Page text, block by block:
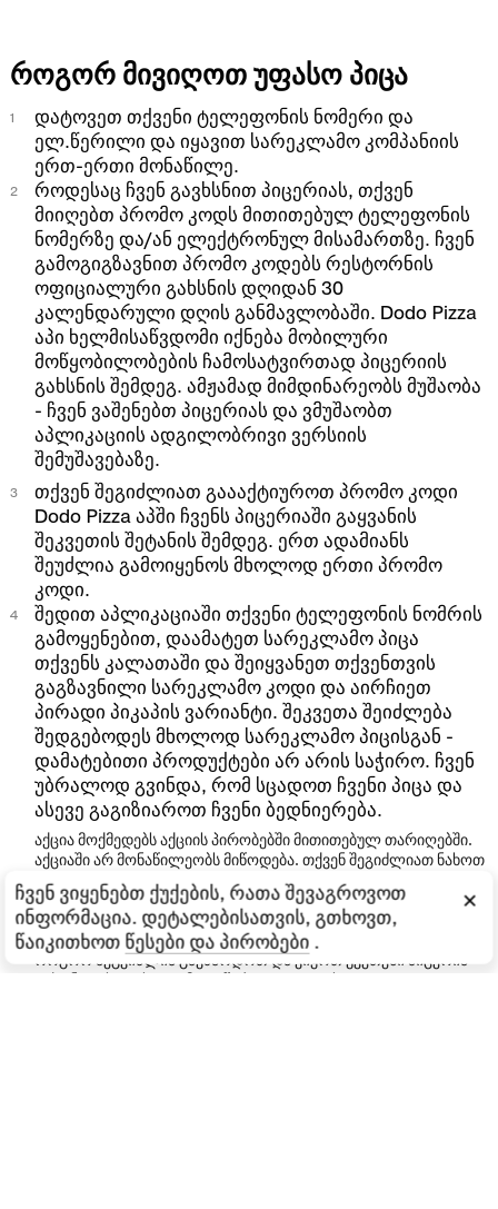
ჩვენ ვიყენებთ ქუქების, რათა შევაგროვოთ
ინფორმაცია. დეტალებისათვის, გთხოვთ,
წაიკითხოთ წესები და პირობები .
×
როგორ მივიღოთ უფასო პიცა
დატოვეთ თქვენი ტელეფონის ნომერი და
ელ.წერილი და იყავით სარეკლამო კომპანიის
ერთ-ერთი მონაწილე.
როდესაც ჩვენ გავხსნით პიცერიას, თქვენ
მიიღებთ პრომო კოდს მითითებულ ტელეფონის
ნომერზე და/ან ელექტრონულ მისამართზე. ჩვენ
გამოგიგზავნით პრომო კოდებს რესტორნის
ოფიციალური გახსნის დღიდან 30
კალენდარული დღის განმავლობაში. Dodo Pizza
აპი ხელმისაწვდომი იქნება მობილური
მოწყობილობების ჩამოსატვირთად პიცერიის
გახსნის შემდეგ. ამჟამად მიმდინარეობს მუშაობა
- ჩვენ ვაშენებთ პიცერიას და ვმუშაობთ
აპლიკაციის ადგილობრივი ვერსიის
შემუშავებაზე.
თქვენ შეგიძლიათ გაააქტიუროთ პრომო კოდი
Dodo Pizza აპში ჩვენს პიცერიაში გაყვანის
შეკვეთის შეტანის შემდეგ. ერთ ადამიანს
შეუძლია გამოიყენოს მხოლოდ ერთი პრომო
კოდი.
შედით აპლიკაციაში თქვენი ტელეფონის ნომრის
გამოყენებით, დაამატეთ სარეკლამო პიცა
თქვენს კალათაში და შეიყვანეთ თქვენთვის
გაგზავნილი სარეკლამო კოდი და აირჩიეთ
პირადი პიკაპის ვარიანტი. შეკვეთა შეიძლება
შედგებოდეს მხოლოდ სარეკლამო პიცისგან -
დამატებითი პროდუქტები არ არის საჭირო. ჩვენ
უბრალოდ გვინდა, რომ სცადოთ ჩვენი პიცა და
ასევე გაგიზიაროთ ჩვენი ბედნიერება.
აქცია მოქმედებს აქციის პირობებში მითითებულ თარიღებში.
აქციაში არ მონაწილეობს მიწოდება. თქვენ შეგიძლიათ ნახოთ
ინფორმაცია პროდუქტისა და მისი ღირებულების შესახებ
აპლიკაციაში ან შესაბამისი პიცერიის ვებსაიტზე. გამყიდველს
უფლება აქვს შეცვალოს შეთავაზების პირობები. თუ თქვენ
გაქვთ წინადადებები და რეკომენდაციები იმის შესახებ, თუ
როგორ შეგვიძლია გავზარდოთ და ვიყოთ უკეთესი პიცერია